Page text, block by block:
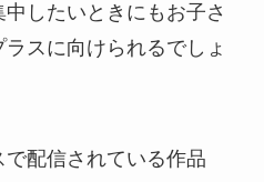
したいときにもお子さ
スに向けられるでしょ
配信されている作品